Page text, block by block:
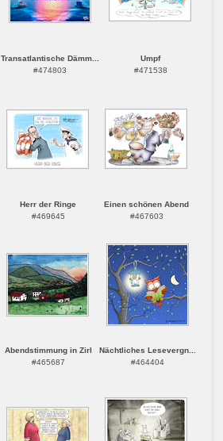
Transatlantische Dämm...
#474803
Umpf
#471538
Herr der Ringe
#469645
Einen schönen Abend
#467603
Abendstimmung in Zirl
#465687
Nächtliches Lesevergn...
#464404